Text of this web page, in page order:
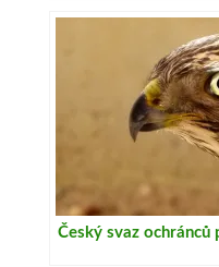
Český svaz ochránců